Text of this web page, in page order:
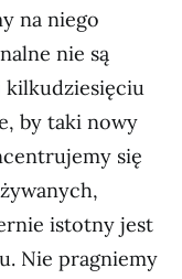
na niego
nie są
kilkudziesięciu
by taki nowy
się
istotny jest
Nie pragniemy